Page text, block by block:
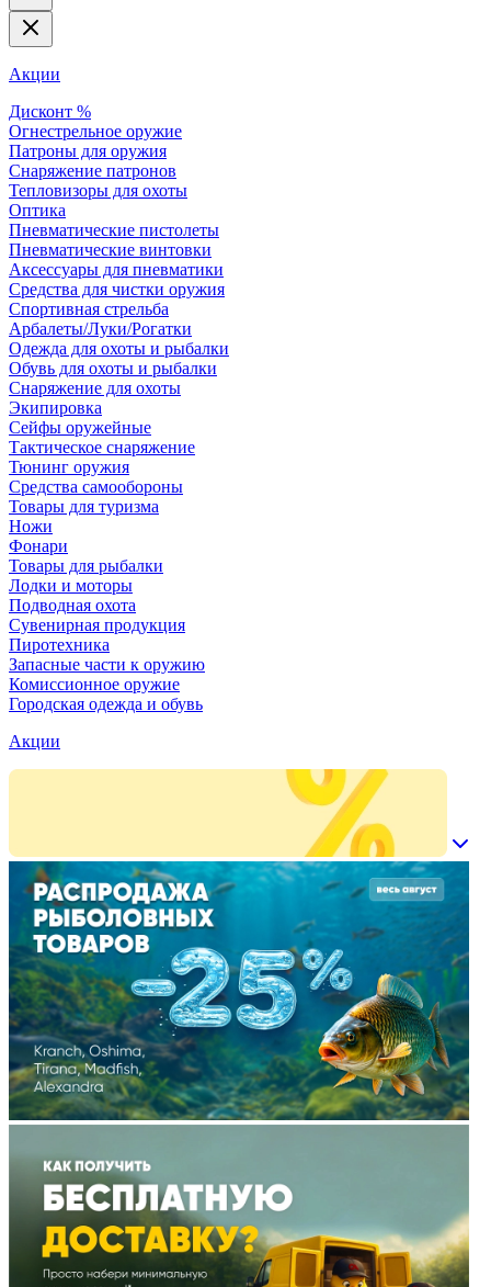
Акции
Дисконт %
Огнестрельное оружие
Патроны для оружия
Снаряжение патронов
Тепловизоры для охоты
Оптика
Пневматические пистолеты
Пневматические винтовки
Аксессуары для пневматики
Средства для чистки оружия
Спортивная стрельба
Арбалеты/Луки/Рогатки
Одежда для охоты и рыбалки
Обувь для охоты и рыбалки
Снаряжение для охоты
Экипировка
Сейфы оружейные
Тактическое снаряжение
Тюнинг оружия
Средства самообороны
Товары для туризма
Ножи
Фонари
Товары для рыбалки
Лодки и моторы
Подводная охота
Сувенирная продукция
Пиротехника
Запасные части к оружию
Комиссионное оружие
Городская одежда и обувь
Акции